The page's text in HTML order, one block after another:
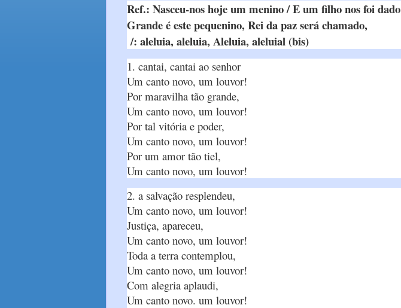
Ref.: Nasceu-nos hoje um menino / E um filho nos foi dado
Grande é este pequenino, Rei da paz será chamado,
/: aleluia, aleluia, Aleluia, aleluial (bis)
1. cantai, cantai ao senhor
Um canto novo, um louvor!
Por maravilha tão grande,
Um canto novo, um louvor!
Por tal vitória e poder,
Um canto novo, um louvor!
Por um amor tão tiel,
Um canto novo, um louvor!
2. a salvação resplendeu,
Um canto novo, um louvor!
Justiça, apareceu,
Um canto novo, um louvor!
Toda a terra contemplou,
Um canto novo, um louvor!
Com alegria aplaudi,
Um canto novo. um louvor!